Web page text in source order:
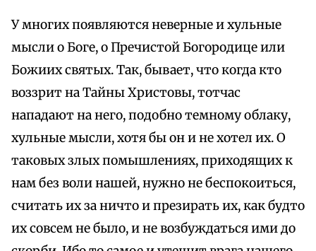
У многих появляются неверные и хульные
мысли о Боге, о Пречистой Богородице или
Божиих святых. Так, бывает, что когда кто
воззрит на Тайны Христовы, тотчас
нападают на него, подобно темному облаку,
хульные мысли, хотя бы он и не хотел их. О
таковых злых помышлениях, приходящих к
нам без воли нашей, нужно не беспокоиться,
считать их за ничто и презирать их, как будто
их совсем не было, и не возбуждаться ими до